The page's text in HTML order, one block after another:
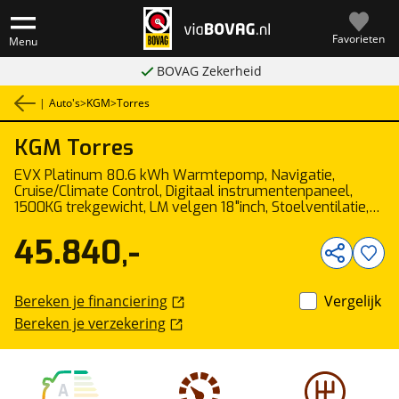
Menu Favorieten
BOVAG Zekerheid
| Auto's>KGM>Torres
KGM Torres
EVX Platinum 80.6 kWh Warmtepomp, Navigatie,
Cruise/Climate Control, Digitaal instrumentenpaneel,
1500KG trekgewicht, LM velgen 18"inch, Stoelventilatie,
A
45.840,-
Bereken je financiering
Bereken je verzekering
Vergelijk